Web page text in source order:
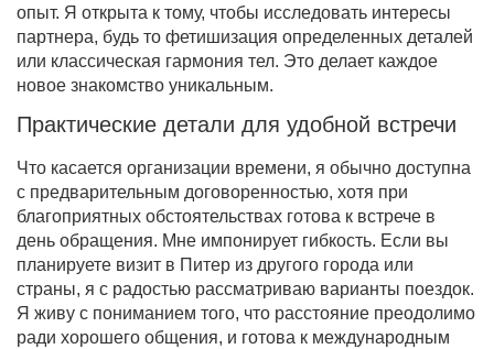
опыт. Я открыта к тому, чтобы исследовать интересы
партнера, будь то фетишизация определенных деталей
или классическая гармония тел. Это делает каждое
новое знакомство уникальным.
Практические детали для удобной встречи
Что касается организации времени, я обычно доступна
с предварительным договоренностью, хотя при
благоприятных обстоятельствах готова к встрече в
день обращения. Мне импонирует гибкость. Если вы
планируете визит в Питер из другого города или
страны, я с радостью рассматриваю варианты поездок.
Я живу с пониманием того, что расстояние преодолимо
ради хорошего общения, и готова к международным